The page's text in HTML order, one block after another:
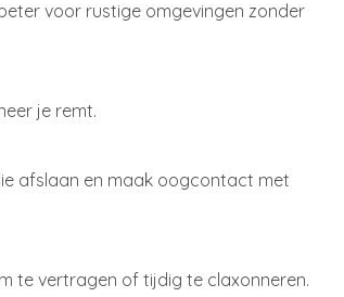
voor rustige omgevingen zonder
je remt.
afslaan en maak oogcontact met
te vertragen of tijdig te claxonneren.